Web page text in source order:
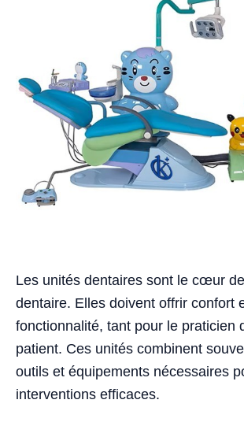
Les unités dentaires sont le cœur
dentaire. Elles doivent offrir confort
fonctionnalité, tant pour le praticien
patient. Ces unités combinent
outils et équipements nécessaires
interventions efficaces.